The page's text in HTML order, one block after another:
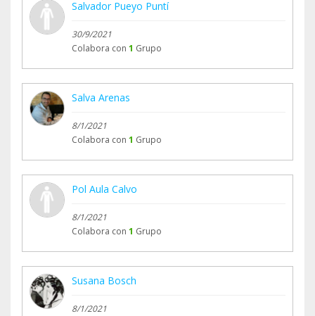
Salvador Pueyo Puntí
30/9/2021
Colabora con 1 Grupo
Salva Arenas
8/1/2021
Colabora con 1 Grupo
Pol Aula Calvo
8/1/2021
Colabora con 1 Grupo
Susana Bosch
8/1/2021